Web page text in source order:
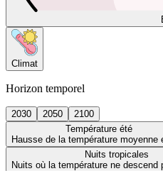
Climat
Horizon temporel
2030 2050
2100
Température été
Hausse de la température moyenne
Nuits tropicales
Nuits où la température ne descend